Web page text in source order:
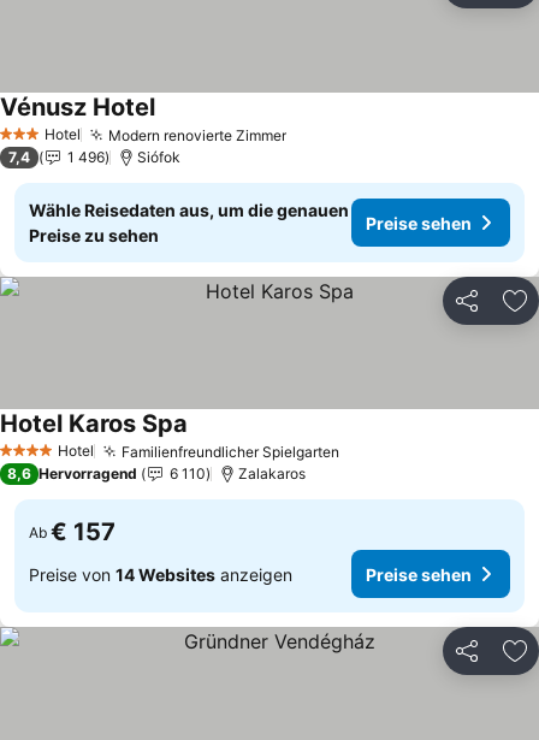
3 SterneHotel Modern renovierte ZimmerPreise sehen
Vénusz HotelPreise sehen
7,4 1 496 Siófok
Wähle Reisedaten aus, um die genauen
Preise zu sehen
Preise sehen
Teilen
4 Sterne Hotel Familienfreundlicher Spielgarten
Hotel Karos Spa
8,6 Hervorragend 6 110 Zalakaros
Ab € 157
Preise von 14 Websites anzeigen Preise sehen
Teilen